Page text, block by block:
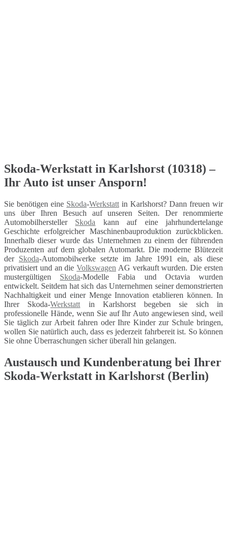
Skoda-Werkstatt in Karlshorst (10318) –
Ihr Auto ist unser Ansporn!
Sie benötigen eine Skoda-Werkstatt in Karlshorst? Dann freuen wir
uns über Ihren Besuch auf unseren Seiten. Der renommierte
Automobilhersteller Skoda kann auf eine jahrhundertelange
Geschichte erfolgreicher Maschinenbauproduktion zurückblicken.
Innerhalb dieser wurde das Unternehmen zu einem der führenden
Produzenten auf dem globalen Automarkt. Die moderne Blütezeit
der Skoda-Automobilwerke setzte im Jahre 1991 ein, als diese
privatisiert und an dieVolkswagen AG verkauft wurden. Die ersten
mustergültigen Skoda-Modelle Fabia und Octavia wurden
entwickelt. Seitdem hat sich das Unternehmen seiner demonstrierten
Nachhaltigkeit und einer Menge Innovation etablieren können. In
Ihrer Skoda-Werkstatt in Karlshorst begeben sie sich in
professionelle Hände, wenn Sie auf Ihr Auto angewiesen sind, weil
Sie täglich zur Arbeit fahren oder Ihre Kinder zur Schule bringen,
wollen Sie natürlich auch, dass es jederzeit fahrbereit ist. So können
Sie ohne Überraschungen sicher überall hin gelangen.
Austausch und Kundenberatung bei Ihrer
Skoda-Werkstatt in Karlshorst (Berlin)